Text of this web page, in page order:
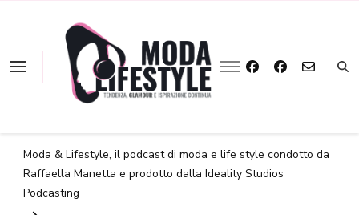
La moda a portata
Moda & Lifestyle, il podcast di moda e life style condotto da
Raffaella Manetta e prodotto dalla Ideality Studios
Podcasting